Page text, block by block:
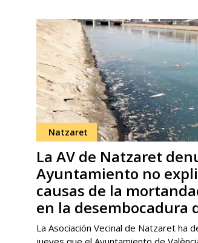
Natzaret
La AV de Natzaret
Ayuntamiento no
causas de la
en la desembocadura
La Asociación Vecinal de Natzaret ha